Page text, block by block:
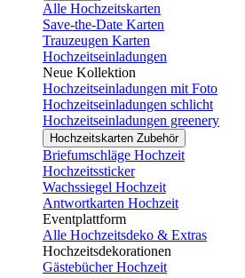
Alle Hochzeitskarten
Save-the-Date Karten
Trauzeugen Karten
Hochzeitseinladungen
Neue Kollektion
Hochzeitseinladungen mit Foto
Hochzeitseinladungen schlicht
Hochzeitseinladungen greenery
Hochzeitskarten Zubehör
Briefumschläge Hochzeit
Hochzeitssticker
Wachssiegel Hochzeit
Antwortkarten Hochzeit
Eventplattform
Alle Hochzeitsdeko & Extras
Hochzeitsdekorationen
Gästebücher Hochzeit